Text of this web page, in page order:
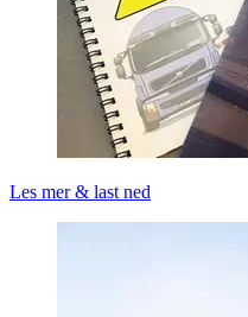
Les mer & last ned